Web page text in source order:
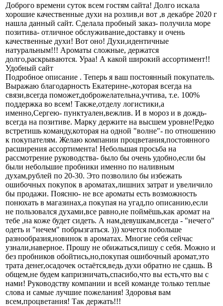
Доброго времени суток всем гостям сайта! Долго искала
хорошие качественные духи на розлив,и вот ,в декабре 2020 г
нашла данный сайт. Сделала пробный заказ- получила море
позитива- отличное обслуживание,доставку и очень
качественные духи! Вот оно! Духи,идентичные
натуральным!!! Ароматы сложные, держатся
долго,раскрываются. Ураа! А какой широкий ассортимент!!
Удобный сайт
Подробное описание . Теперь я ваш постоянный покупатель.
Выражаю благодарность Екатерине-,которая всегда на
связи,всегда поможет,доброжелательна,учтива, т.е. 100%
поддержка во всем! Также,отделу логистики,а
именно,Сергею- пунктуален,вежлив. И в мороз и в дождь-
всегда на позитиве. Марку держите на высшем уровне!Редко
встретишь команду,которая на одной "волне"- по отношению
к покупателям. Желаю компании процветания,постоянного
расширения ассортимента! Небольшая просьба на
рассмотрение руководства- было бы очень удобно,если бы
были небольшие пробники именно по наливным
духам,рублей по 20-30. Это позволило бы избежать
ошибочных покупок в ароматах,лишних затрат и увеличило
бы продажи. Поясню- не все ароматы есть возможность
понюхать в магазинах,а покупая на угад,по описанию,если
не пользовался духами,все равно,не поймёшь,как аромат на
тебе ,на коже будет сидеть. А нам,девушкам,всегда - "нечего"
одеть и "нечем" побрызгаться. ))) хочется побольше
разнообразия,новинок в ароматах. Многие себя сейчас
узнали,наверное. Прошу не обижаться,пишу с себя. Можно и
без пробников обойтись,но,покупая ошибочный аромат,это
трата денег,осадочек остаётся,ведь духи обратно не сдашь. В
общем,не будем капризничать,спасибо,что вы есть,что вы с
нами! Руководству компании и всей команде только теплые
слова и самые лучшие пожелания! Здоровья вам
всем,процветания! Так держать!!!